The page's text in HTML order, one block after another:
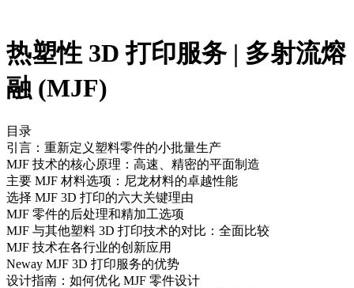
热塑性 3D 打印服务 | 多射流熔
融 (MJF)
目录
引言：重新定义塑料零件的小批量生产
MJF 技术的核心原理：高速、精密的平面制造
主要 MJF 材料选项：尼龙材料的卓越性能
选择 MJF 3D 打印的六大关键理由
MJF 零件的后处理和精加工选项
MJF 与其他塑料 3D 打印技术的对比：全面比较
MJF 技术在各行业的创新应用
Neway MJF 3D 打印服务的优势
设计指南：如何优化 MJF 零件设计